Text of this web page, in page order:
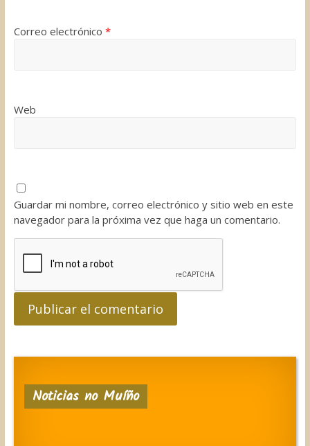
Correo electrónico *
Web
Guardar mi nombre, correo electrónico y sitio web en este
navegador para la próxima vez que haga un comentario.
Noticias no Muíño